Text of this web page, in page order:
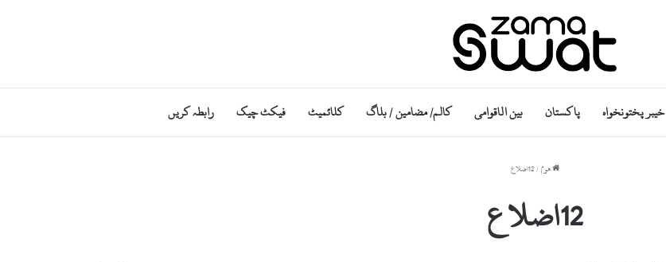
خیبر پختونخواہ پاکستان بین الاقوامی کالم/ مضامین / بلاگ کلائمیٹ فیکٹ چیک رابطہ کریں
ھوم / 12اضلاع
12اضلاع